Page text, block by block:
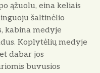
ąžuolu, eina keliais
šalti­nėlio
kabina medyje
Koplytėlių medyje
dabar jos
buvusios